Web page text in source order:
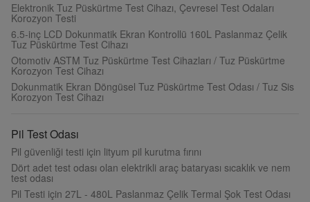
Elektronik Tuz Püskürtme Test Cihazı, Çevresel Test Odaları
Korozyon Testi
6.5-inç LCD Dokunmatik Ekran Kontrollü 160L Paslanmaz Çelik
Tuz Püskürtme Test Cihazı
Otomotiv ASTM Tuz Püskürtme Test Cihazları / Tuz Püskürtme
Korozyon Test Cihazı
Dokunmatik Ekran Döngüsel Tuz Püskürtme Test Odası / Tuz Sis
Korozyon Test Cihazı
Pil Test Odası
Pil güvenliği testi için lityum pil kurutma fırını
Dört adet test odası olan elektrikli araç bataryası sıcaklık ve nem
test odası
Pil Testi için 27L - 480L Paslanmaz Çelik Termal Şok Test Odası